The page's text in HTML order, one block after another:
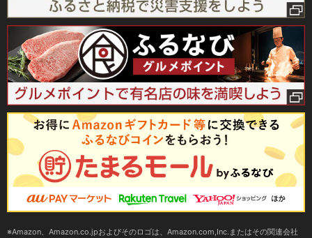
Amazon、Amazon.co.jpおよびそのロゴは、Amazon.com,Inc.またはその関連会社